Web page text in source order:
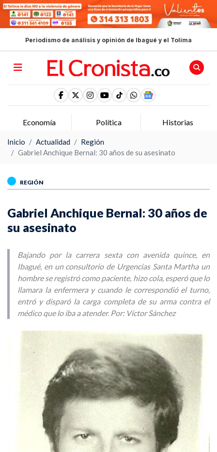
Periodismo de análisis y opinión de Ibagué y el Tolima
Economía Política Historias
Inicio Actualidad
Región
Gabriel Anchique Bernal: 30 años de su asesinato
REGIÓN
Gabriel Anchique Bernal: 30 años de
su asesinato
Bajando por la carrera sexta con avenida quince, en
Ibagué, en un consultorio de Urgencias Santa Martha un
hombre se registró como paciente, hizo cola, esperó que lo
llamara la enfermera y cuando le correspondió el turno,
entró y disparó la carga completa de su arma contra el
médico que lo iba a atender. Por: Víctor Sánchez